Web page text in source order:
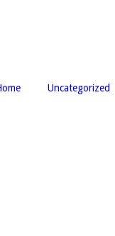
Uncategorized